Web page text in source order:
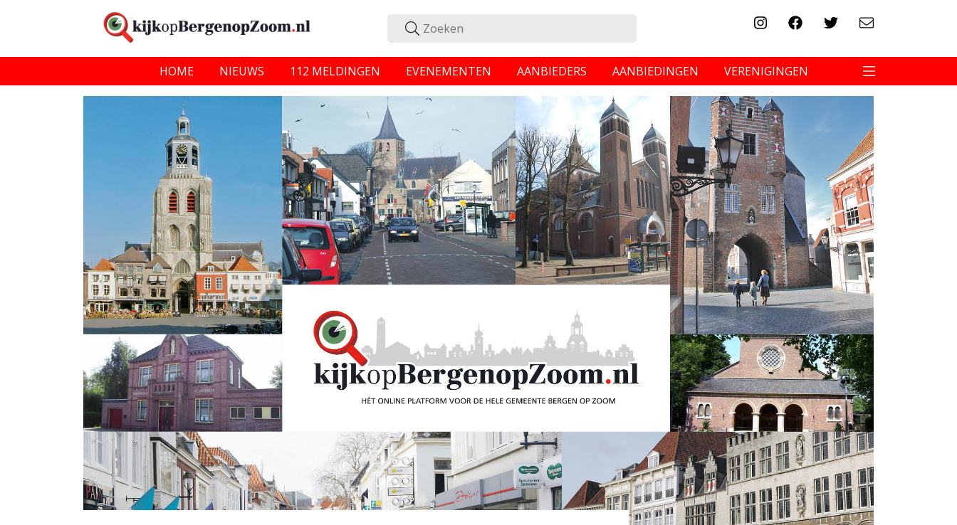
HOME NIEUWS 112 MELDINGEN EVENEMENTEN AANBIEDERS AANBIEDINGEN VERENIGINGEN